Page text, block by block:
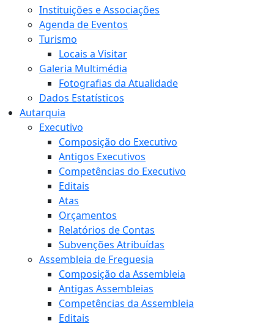
Instituições e Associações
Agenda de Eventos
Turismo
Locais a Visitar
Galeria Multimédia
Fotografias da Atualidade
Dados Estatísticos
Autarquia
Executivo
Composição do Executivo
Antigos Executivos
Competências do Executivo
Editais
Atas
Orçamentos
Relatórios de Contas
Subvenções Atribuídas
Assembleia de Freguesia
Composição da Assembleia
Antigas Assembleias
Competências da Assembleia
Editais